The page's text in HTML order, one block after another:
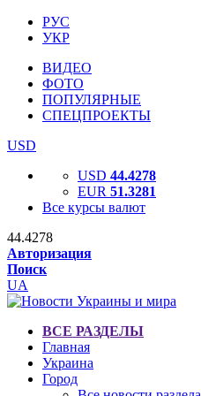
РУС
УКР
ВИДЕО
ФОТО
ПОПУЛЯРНЫЕ
СПЕЦПРОЕКТЫ
USD
USD 44.4278
EUR 51.3281
Все курсы валют
44.4278
Авторизация
Поиск
UA
ВСЕ РАЗДЕЛЫ
Главная
Украина
Город